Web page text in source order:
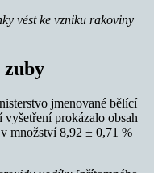
vést ke vzniku rakoviny
zuby
jmenované bělící
prokázalo obsah
množství 8,92 ± 0,71 %